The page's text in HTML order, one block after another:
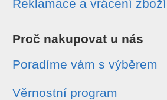
Reklamace a vrácení zboží
Proč nakupovat u nás
Poradíme vám s výběrem
Věrnostní program